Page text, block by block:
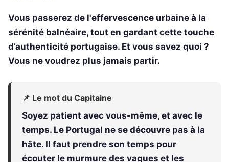
Vous passerez de l'effervescence urbaine à la
sérénité balnéaire, tout en gardant cette touche
d’authenticité portugaise. Et vous savez quoi ?
Vous ne voudrez plus jamais partir.
📌 Le mot du Capitaine
Soyez patient avec vous-même, et avec le
temps. Le Portugal ne se découvre pas à la
hâte. Il faut prendre son temps pour
écouter le murmure des vagues et les